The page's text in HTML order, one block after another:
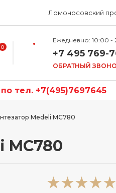
Ломоносовский
0
Ежедневно: 10:00 -
+7 495 769-
ОБРАТНЫЙ
тел. +7(495)7697645
Medeli MC780
MC780